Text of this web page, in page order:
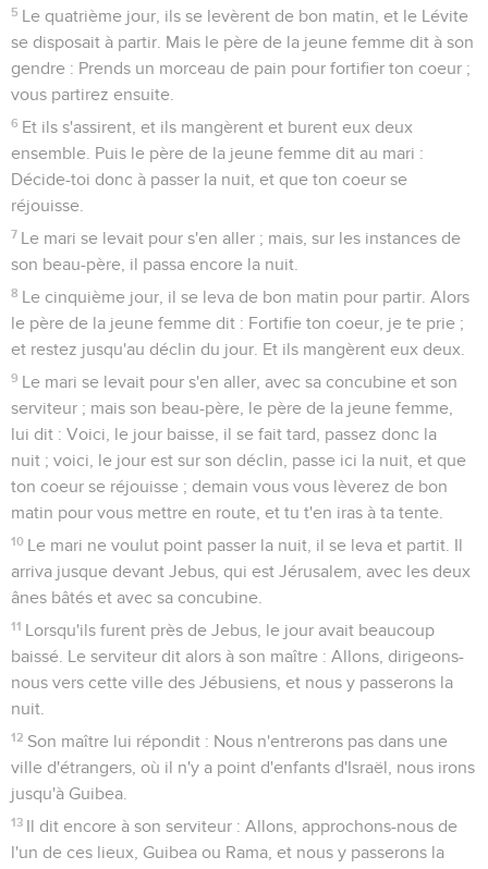
5 Le quatrième jour, ils se levèrent de bon matin, et le Lévite
se disposait à partir. Mais le père de la jeune femme dit à son
gendre : Prends un morceau de pain pour fortifier ton coeur ;
vous partirez ensuite.
6 Et ils s'assirent, et ils mangèrent et burent eux deux
ensemble. Puis le père de la jeune femme dit au mari :
Décide-toi donc à passer la nuit, et que ton coeur se
réjouisse.
7 Le mari se levait pour s'en aller ; mais, sur les instances de
son beau-père, il passa encore la nuit.
8 Le cinquième jour, il se leva de bon matin pour partir. Alors
le père de la jeune femme dit : Fortifie ton coeur, je te prie ;
et restez jusqu'au déclin du jour. Et ils mangèrent eux deux.
9 Le mari se levait pour s'en aller, avec sa concubine et son
serviteur ; mais son beau-père, le père de la jeune femme,
lui dit : Voici, le jour baisse, il se fait tard, passez donc la
nuit ; voici, le jour est sur son déclin, passe ici la nuit, et que
ton coeur se réjouisse ; demain vous vous lèverez de bon
matin pour vous mettre en route, et tu t'en iras à ta tente.
10 Le mari ne voulut point passer la nuit, il se leva et partit. Il
arriva jusque devant Jebus, qui est Jérusalem, avec les deux
ânes bâtés et avec sa concubine.
11 Lorsqu'ils furent près de Jebus, le jour avait beaucoup
baissé. Le serviteur dit alors à son maître : Allons, dirigeons-
nous vers cette ville des Jébusiens, et nous y passerons la
nuit.
12 Son maître lui répondit : Nous n'entrerons pas dans une
ville d'étrangers, où il n'y a point d'enfants d'Israël, nous irons
jusqu'à Guibea.
13 Il dit encore à son serviteur : Allons, approchons-nous de
l'un de ces lieux, Guibea ou Rama, et nous y passerons la